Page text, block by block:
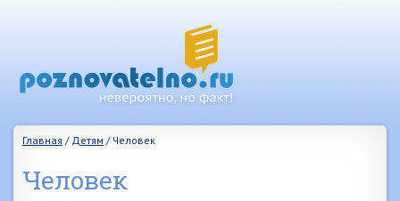
Главная / Детям / Человек
Человек